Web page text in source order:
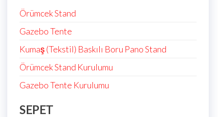
Örümcek Stand
Gazebo Tente
Kumaş (Tekstil) Baskılı Boru Pano Stand
Örümcek Stand Kurulumu
Gazebo Tente Kurulumu
SEPET